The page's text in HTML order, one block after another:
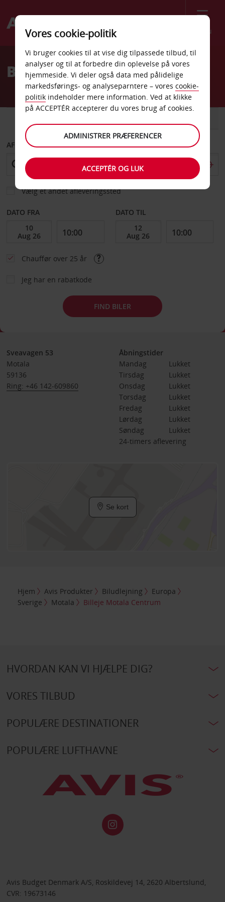
Menu
Welcome
AvisBilleje Motala Centrum
AFHENT FRA
Vælg et andet afleveringssted
DATO FRA DATO TIL
Chauffør over 25 år
Jeg har en rabatkode
FIND BILER
Sveavagen 53
Motala
59136
Ring: +46 142-609860
Åbningstider
Mandag
Lukket
Tirsdag
Lukket
Onsdag
Lukket
Torsdag
Lukket
Fredag
Lukket
Lørdag
Lukket
Søndag
Lukket
24-timers aflevering
Se kort
Hjem Avis Produkter Biludlejning
Europa
Sverige
Motala Billeje Motala Centrum
HVORDAN KAN VI HJÆLPE DIG?
VORES TILBUD
POPULÆRE DESTINATIONER
POPULÆRE LUFTHAVNE
Avis Budget Denmark A/S, Roskildevej 14, 2620 Albertslund,
CVR: 19673146
Vores cookie-politik
Vi bruger cookies til at vise dig tilpassede tilbud, til
analyser og til at forbedre din oplevelse på vores
hjemmeside. Vi deler også data med pålidelige
markedsførings- og analyseparntere – vores cookie-
politik indeholder mere information. Ved at klikke
på ACCEPTÉR accepterer du vores brug af cookies.
ADMINISTRER PRÆFERENCER
ACCEPTÉR OG LUK